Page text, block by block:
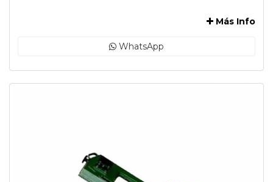
Más Info
WhatsApp